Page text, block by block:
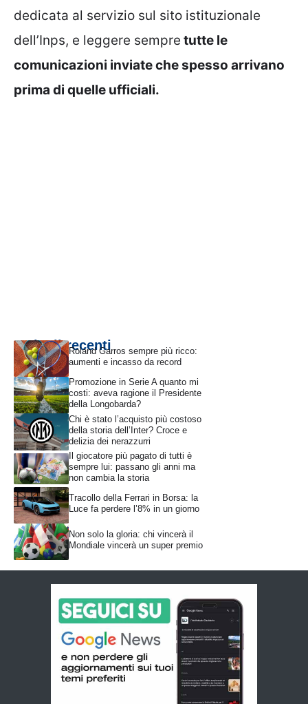
dedicata al servizio sul sito istituzionale
dell’Inps, e leggere sempre tutte le
comunicazioni inviate che spesso arrivano
prima di quelle ufficiali.
Articoli recentiRoland Garros sempre più ricco:
aumenti e incasso da record
Promozione in Serie A quanto mi
costi: aveva ragione il Presidente
della Longobarda?
Chi è stato l’acquisto più costoso
della storia dell’Inter? Croce e
delizia dei nerazzurri
Il giocatore più pagato di tutti è
sempre lui: passano gli anni ma
non cambia la storia
Tracollo della Ferrari in Borsa: la
Luce fa perdere l’8% in un giorno
Non solo la gloria: chi vincerà il
Mondiale vincerà un super premio